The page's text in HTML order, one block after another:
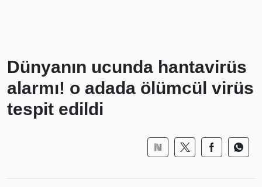
Dünyanın ucunda hantavirüs
alarmı! o adada ölümcül virüs
tespit edildi